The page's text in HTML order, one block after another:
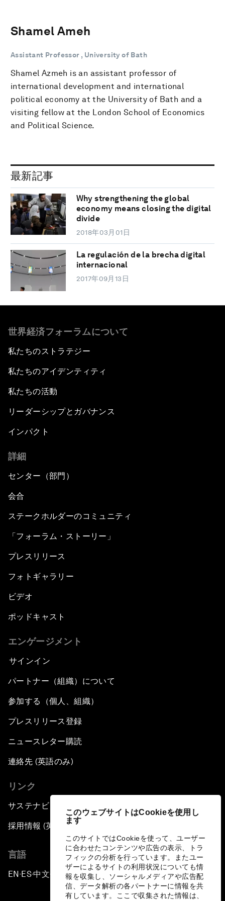
このウェブサイトはCookieを使用し
ます
このサイトではCookieを使って、ユーザー
に合わせたコンテンツや広告の表示、トラ
フィックの分析を行っています。またユー
ザーによるサイトの利用状況についても情
報を収集し、ソーシャルメディアや広告配
信、データ解析の各パートナーに情報を共
有しています。ここで収集された情報は、
Shamel Ameh
Assistant Professor , University of Bath
Shamel Azmeh is an assistant professor of
international development and international
political economy at the University of Bath and a
visiting fellow at the London School of Economics
and Political Science.
最新記事
Why strengthening the global
economy means closing the digital
divide
2018年03月01日
La regulación de la brecha digital
internacional
2017年09月13日
世界経済フォーラムについて
私たちのストラテジー
私たちのアイデンティティ
私たちの活動
リーダーシップとガバナンス
インパクト
詳細
センター（部門）
会合
ステークホルダーのコミュニティ
「フォーラム・ストーリー」
プレスリリース
フォトギャラリー
ビデオ
ポッドキャスト
エンゲージメント
サインイン
パートナー（組織）について
参加する（個人、組織）
プレスリリース登録
ニュースレター購読
連絡先 (英語のみ)
リンク
サステナビリティへの取り組み
採用情報 (英語のみ)
言語
EN ▪ES▪中文▪ 日本語